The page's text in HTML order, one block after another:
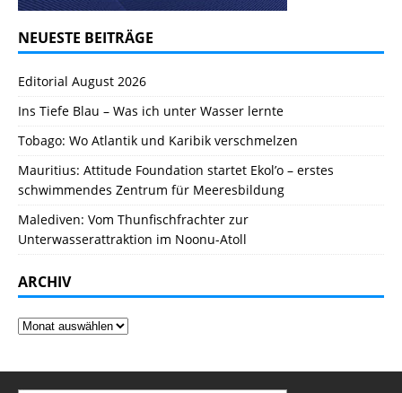
NEUESTE BEITRÄGE
Editorial August 2026
Ins Tiefe Blau – Was ich unter Wasser lernte
Tobago: Wo Atlantik und Karibik verschmelzen
Mauritius: Attitude Foundation startet Ekol’o – erstes
schwimmendes Zentrum für Meeresbildung
Malediven: Vom Thunfischfrachter zur
Unterwasserattraktion im Noonu-Atoll
ARCHIV